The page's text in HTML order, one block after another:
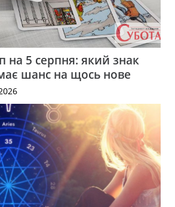
на 5 серпня: який знак
шанс на щось нове